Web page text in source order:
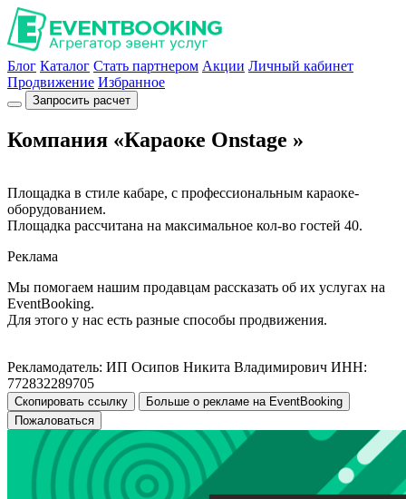
Блог Каталог Стать партнером Акции Личный кабинет
Продвижение Избранное
Запросить расчет
Компания «Караоке Onstage »
Площадка в стиле кабаре, с профессиональным караоке-
оборудованием.
Площадка рассчитана на максимальное кол-во гостей 40.
Реклама
Мы помогаем нашим продавцам рассказать об их услугах на
EventBooking.
Для этого у нас есть разные способы продвижения.
Рекламодатель: ИП Осипов Никита Владимирович ИНН:
772832289705
Скопировать ссылку
Больше о рекламе на EventBooking
Пожаловаться